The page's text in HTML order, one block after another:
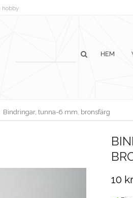
hobby
HEM
Bindringar, tunna-6 mm, bronsfärg
10